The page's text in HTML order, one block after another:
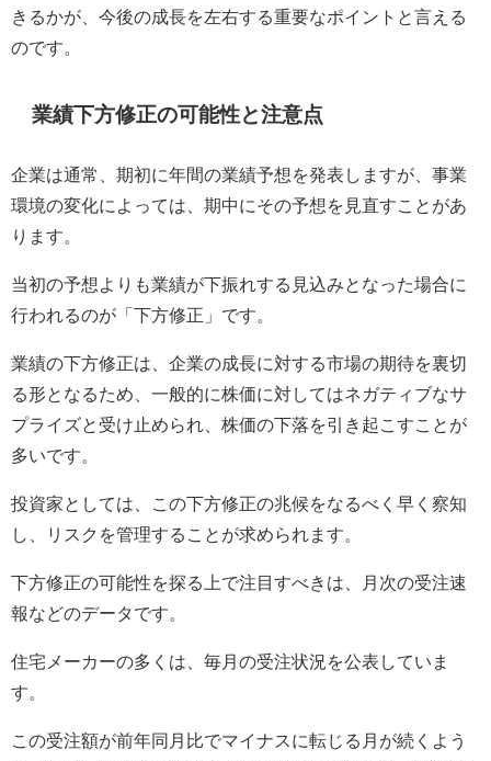
きるかが、今後の成長を左右する重要なポイントと言える
のです。
業績下方修正の可能性と注意点
企業は通常、期初に年間の業績予想を発表しますが、事業
環境の変化によっては、期中にその予想を見直すことがあ
ります。
当初の予想よりも業績が下振れする見込みとなった場合に
行われるのが「下方修正」です。
業績の下方修正は、企業の成長に対する市場の期待を裏切
る形となるため、一般的に株価に対してはネガティブなサ
プライズと受け止められ、株価の下落を引き起こすことが
多いです。
投資家としては、この下方修正の兆候をなるべく早く察知
し、リスクを管理することが求められます。
下方修正の可能性を探る上で注目すべきは、月次の受注速
報などのデータです。
住宅メーカーの多くは、毎月の受注状況を公表していま
す。
この受注額が前年同月比でマイナスに転じる月が続くよう